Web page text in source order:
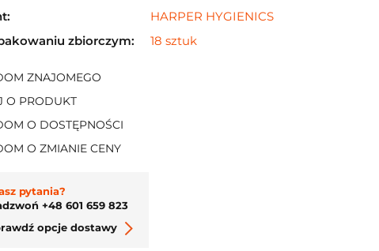
HARPER HYGIENICS
zbiorczym:
18 sztuk
ZNAJOMEGO
O PRODUKT
O DOSTĘPNOŚCI
O ZMIANIE CENY
pytania?
+48 601 659 823
opcje dostawy